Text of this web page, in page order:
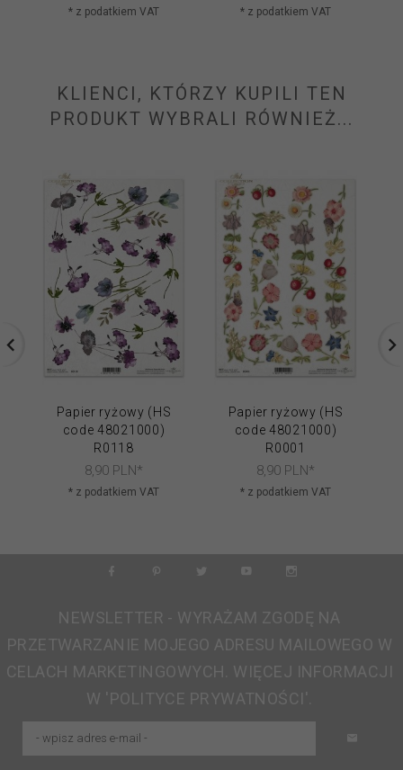
* z podatkiem VAT * z podatkiem VAT
KLIENCI, KTÓRZY KUPILI TEN
PRODUKT WYBRALI RÓWNIEŻ...
Papier ryżowy (HS
code 48021000)
R0118
8,90 PLN*
* z podatkiem VAT
Papier ryżowy (HS
code 48021000)
R0001
8,90 PLN*
* z podatkiem VAT
NEWSLETTER - WYRAŻAM ZGODĘ NA
PRZETWARZANIE MOJEGO ADRESU MAILOWEGO W
CELACH MARKETINGOWYCH. WIĘCEJ INFORMACJI
W 'POLITYCE PRYWATNOŚCI'.